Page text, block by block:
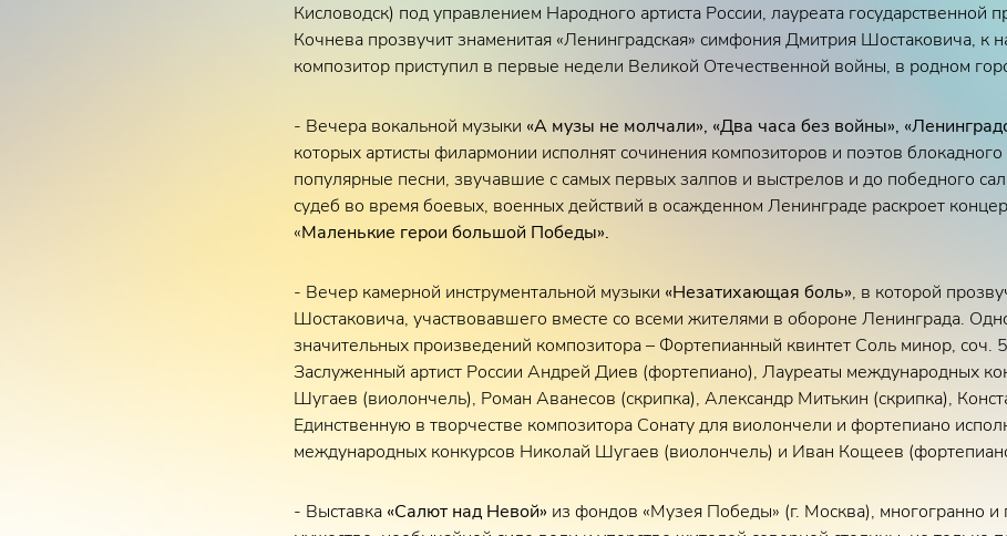
Кисловодск) под управлением Народного артиста России, лауреата государственной
Кочнева прозвучит знаменитая «Ленинградская» симфония Дмитрия Шостаковича, к
композитор приступил в первые недели Великой Отечественной войны, в родном
- Вечера вокальной музыки «А музы не молчали», «Два часа без войны»,
которых артисты филармонии исполнят сочинения композиторов и поэтов
популярные песни, звучавшие с самых первых залпов и выстрелов и до победного
судеб во время боевых, военных действий в осажденном Ленинграде раскроет
«Маленькие герои большой Победы».
- Вечер камерной инструментальной музыки «Незатихающая боль», в которой
Шостаковича, участвовавшего вместе со всеми жителями в обороне Ленинграда.
значительных произведений композитора – Фортепианный квинтет Соль минор, соч.
Заслуженный артист России Андрей Диев (фортепиано), Лауреаты международных
Шугаев (виолончель), Роман Аванесов (скрипка), Александр Митькин (скрипка),
Единственную в творчестве композитора Сонату для виолончели и фортепиано
международных конкурсов Николай Шугаев (виолончель) и Иван Кощеев
- Выставка «Салют над Невой» из фондов «Музея Победы» (г. Москва), многогранно и